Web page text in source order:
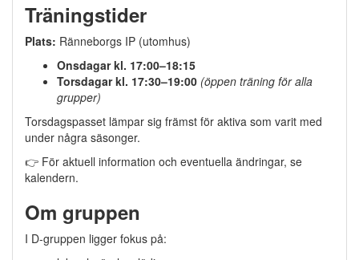
Träningstider
Plats: Ränneborgs IP (utomhus)
Onsdagar kl. 17:00–18:15
Torsdagar kl. 17:30–19:00 (öppen träning för alla
grupper)
Torsdagspasset lämpar sig främst för aktiva som varit med
under några säsonger.
👉 För aktuell information och eventuella ändringar, se
kalendern.
Om gruppen
I D-gruppen ligger fokus på: